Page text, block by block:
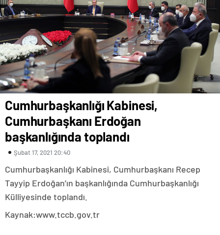
Cumhurbaşkanlığı Kabinesi,
Cumhurbaşkanı Erdoğan
başkanlığında toplandı
Şubat 17, 2021 20:40
Cumhurbaşkanlığı Kabinesi, Cumhurbaşkanı Recep
Tayyip Erdoğan’ın başkanlığında Cumhurbaşkanlığı
Külliyesinde toplandı.
Kaynak:www.tccb.gov.tr